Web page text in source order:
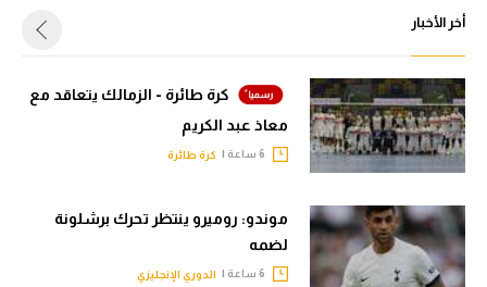
أخر الأخبار
كرة طائرة - الزمالك يتعاقد مع
معاذ عبد الكريم
كرة طائرة
موندو: روميرو ينتظر تحرك برشلونة
لضمه
الدوري الإنجليزي